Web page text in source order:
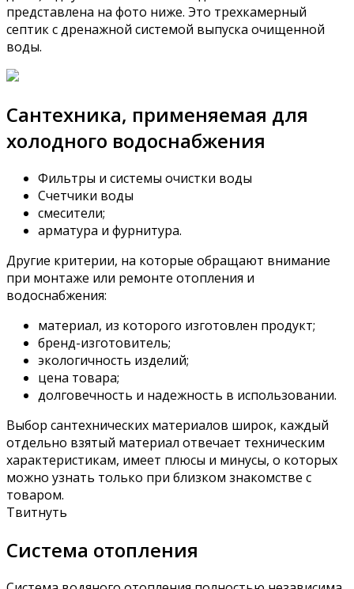
представлена на фото ниже. Это трехкамерный
септик с дренажной системой выпуска очищенной
воды.
Сантехника, применяемая для
холодного водоснабжения
Фильтры и системы очистки воды
Счетчики воды
смесители;
арматура и фурнитура.
Другие критерии, на которые обращают внимание
при монтаже или ремонте отопления и
водоснабжения:
материал, из которого изготовлен продукт;
бренд-изготовитель;
экологичность изделий;
цена товара;
долговечность и надежность в использовании.
Выбор сантехнических материалов широк, каждый
отдельно взятый материал отвечает техническим
характеристикам, имеет плюсы и минусы, о которых
можно узнать только при близком знакомстве с
товаром.
Твитнуть
Система отопления